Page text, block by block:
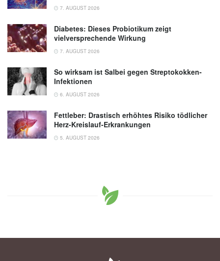
7. AUGUST 2026
Diabetes: Dieses Probiotikum zeigt
vielversprechende Wirkung
7. AUGUST 2026
So wirksam ist Salbei gegen Streptokokken-
Infektionen
6. AUGUST 2026
Fettleber: Drastisch erhöhtes Risiko tödlicher
Herz-Kreislauf-Erkrankungen
5. AUGUST 2026